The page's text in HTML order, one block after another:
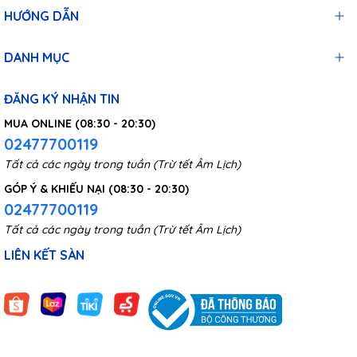
Với giao diện sạc USB Type-C người dùng có thể kết nối máy
được trang bị hệ thống sạc thông minh có thiết kế chống quá
tải và bảo vệ mạch. Khi nguồn điện không đủ hoặc khi máy
hết pin đèn đỏ sẽ nhấp nháy. Khi pin được sạc đầy hoặc khi sử
HƯỚNG DẪN
DANH MỤC
ĐĂNG KÝ NHẬN TIN
MUA ONLINE (08:30 - 20:30)
02477700119
Tất cả các ngày trong tuần (Trừ tết Âm Lịch)
GÓP Ý & KHIẾU NẠI (08:30 - 20:30)
02477700119
Tất cả các ngày trong tuần (Trừ tết Âm Lịch)
LIÊN KẾT SÀN